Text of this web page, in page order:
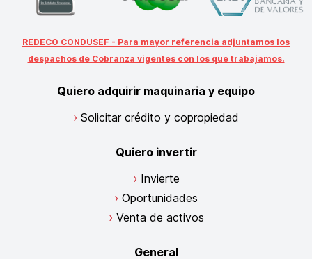
REDECO CONDUSEF - Para mayor referencia adjuntamos los
despachos de Cobranza vigentes con los que trabajamos.
Quiero adquirir maquinaria y equipo
Solicitar crédito y copropiedad
Quiero invertir
Invierte
Oportunidades
Venta de activos
General